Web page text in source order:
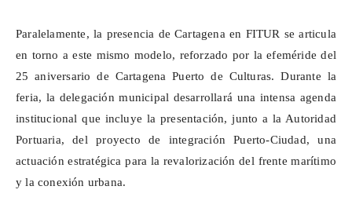
Paralelamente, la presencia de Cartagena en FITUR se articula
en torno a este mismo modelo, reforzado por la efeméride del
25 aniversario de Cartagena Puerto de Culturas. Durante la
feria, la delegación municipal desarrollará una intensa agenda
institucional que incluye la presentación, junto a la Autoridad
Portuaria, del proyecto de integración Puerto-Ciudad, una
actuación estratégica para la revalorización del frente marítimo
y la conexión urbana.